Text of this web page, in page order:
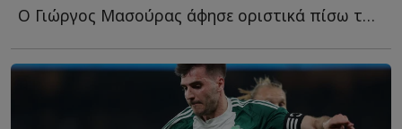
Ο Γιώργος Μασούρας άφησε οριστικά πίσω του το κεφάλαιο τ...